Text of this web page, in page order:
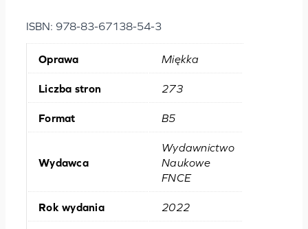
ISBN: 978-83-67138-54-3
Oprawa Miękka
Liczba stron 273
Format B5
Wydawca
Wydawnictwo
Naukowe
FNCE
Rok wydania 2022